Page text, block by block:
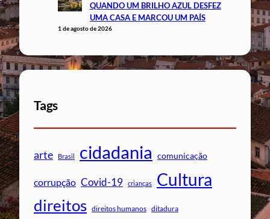
QUANDO UM BRILHO AZUL DESFEZ
UMA CASA E MARCOU UM PAÍS
1 de agosto de 2026
Tags
arte Brasil cidadania comunicação
corrupção Covid-19 crianças Cultura
direitos direitos humanos ditadura